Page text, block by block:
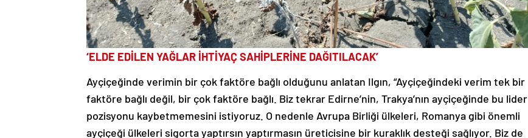
‘ELDE EDİLEN YAĞLAR İHTİYAÇ SAHİPLERİNE DAĞITILACAK’
Ayçiçeğinde verimin bir çok faktöre bağlı olduğunu anlatan Ilgın, “Ayçiçeğindeki verim tek bir
faktöre bağlı değil, bir çok faktöre bağlı. Biz tekrar Edirne’nin, Trakya’nın ayçiçeğinde bu lider
pozisyonu kaybetmemesini istiyoruz. O nedenle Avrupa Birliği ülkeleri, Romanya gibi önemli
ayçiçeği ülkeleri sigorta yaptırsın yaptırmasın üreticisine bir kuraklık desteği sağlıyor. Biz de